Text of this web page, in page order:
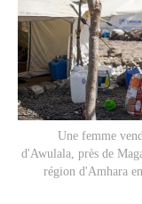
Une femme
d'Awulala, près de
région d'Amhara